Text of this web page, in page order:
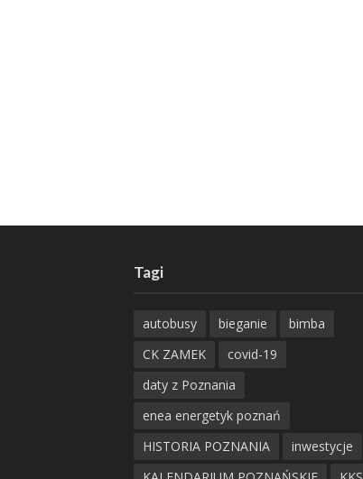
Tagi
autobusy bieganie
bimba
CK ZAMEK
covid-19
daty z Poznania
enea energetyk poznań
HISTORIA POZNANIA
inwestycje